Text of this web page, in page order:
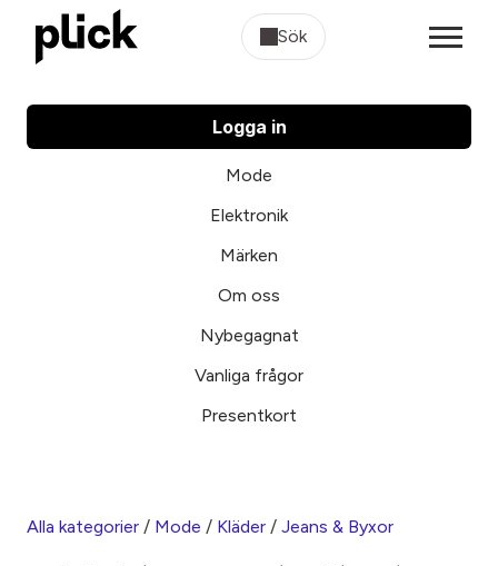
Sök
Logga in
Mode
Elektronik
Märken
Om oss
Nybegagnat
Vanliga frågor
Presentkort
Alla kategorier / Mode / Kläder / Jeans & Byxor